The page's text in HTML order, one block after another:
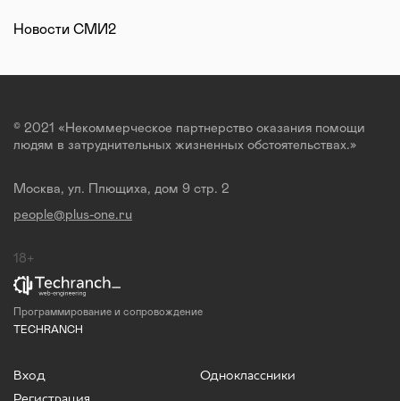
Новости СМИ2
© 2021 «Некоммерческое партнерство оказания помощи
людям в затруднительных жизненных обстоятельствах.»
Москва, ул. Плющиха, дом 9 стр. 2
people@plus-one.ru
18+
Программирование и сопровождение
TECHRANCH
Вход
Одноклассники